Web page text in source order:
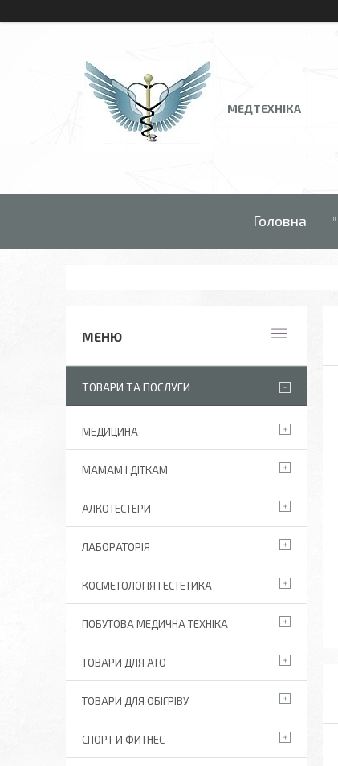
МЕДТЕХНІКА
Головна
ТОВАРИ ТА ПОСЛУГИ
МЕДИЦИНА
МАМАМ І ДІТКАМ
АЛКОТЕСТЕРИ
ЛАБОРАТОРІЯ
КОСМЕТОЛОГІЯ І ЕСТЕТИКА
ПОБУТОВА МЕДИЧНА ТЕХНІКА
ТОВАРИ ДЛЯ АТО
ТОВАРИ ДЛЯ ОБІГРІВУ
СПОРТ И ФИТНЕС